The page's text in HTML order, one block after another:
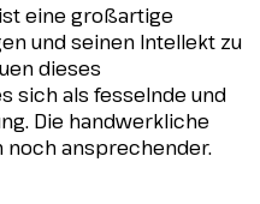
eine großartige
und seinen Intellekt zu
dieses
sich als fesselnde und
Die handwerkliche
ansprechender.